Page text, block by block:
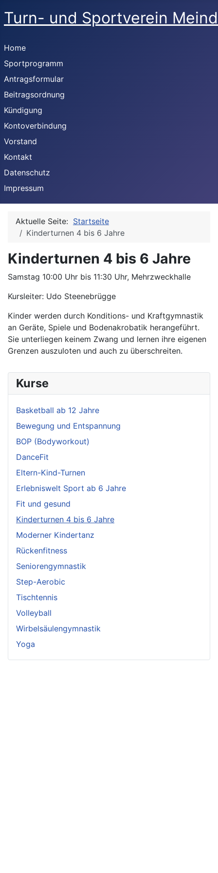
Turn- und Sportverein
Home
Sportprogramm
Antragsformular
Beitragsordnung
Kündigung
Kontoverbindung
Vorstand
Kontakt
Datenschutz
Impressum
Kurse
Basketball ab 12 Jahre
Bewegung und Entspannung
BOP (Bodyworkout)
DanceFit
Eltern-Kind-Turnen
Erlebniswelt Sport ab 6 Jahre
Fit und gesund
Kinderturnen 4 bis 6 Jahre
Moderner Kindertanz
Rückenfitness
Seniorengymnastik
Step-Aerobic
Tischtennis
Volleyball
Wirbelsäulengymnastik
Yoga
Aktuelle Seite: Startseite
Kinderturnen 4 bis 6 Jahre
Kinderturnen 4 bis 6 Jahre
Samstag 10:00 Uhr bis 11:30 Uhr, Mehrzweckhalle
Kursleiter: Udo Steenebrügge
Kinder werden durch Konditions- und Kraftgymnastik
an Geräte, Spiele und Bodenakrobatik herangeführt.
Sie unterliegen keinem Zwang und lernen ihre eigenen
Grenzen auszuloten und auch zu überschreiten.